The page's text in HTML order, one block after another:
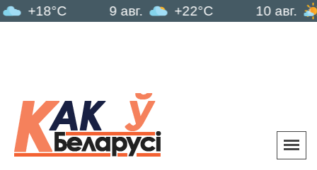
+22°C 10 авг.